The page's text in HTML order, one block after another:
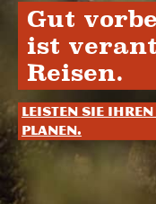
Gut
ist
Reisen.
Leisten Sie
planen.